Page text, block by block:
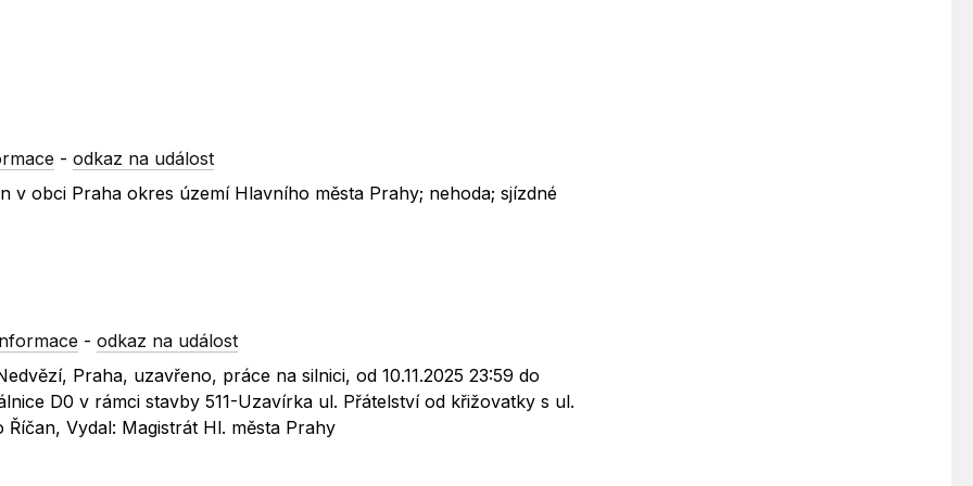
-odkaz na událost
v obci Praha okres území Hlavního města Prahy; nehoda; sjízdné
-odkaz na událost
Praha, uzavřeno, práce na silnici, od 10.11.2025 23:59 do
D0 v rámci stavby 511-Uzavírka ul. Přátelství od křižovatky s ul.
Vydal: Magistrát Hl. města Prahy